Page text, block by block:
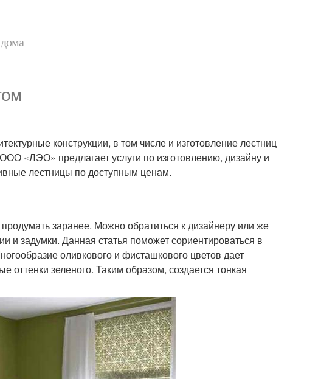
конструкции, в том числе и изготовление лестниц
«ЛЭО» предлагает услуги по изготовлению, дизайну и
лестницы по доступным ценам.
заранее. Можно обратиться к дизайнеру или же
и задумки. Данная статья поможет сориентироваться в
оливкового и фисташкового цветов дает
оттенки зеленого. Таким образом, создается тонкая